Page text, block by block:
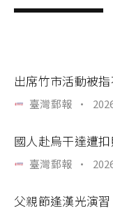
出席竹市活動被
臺灣郵報 ·
國人赴烏干達遭
臺灣郵報 ·
父親節逢漢光演